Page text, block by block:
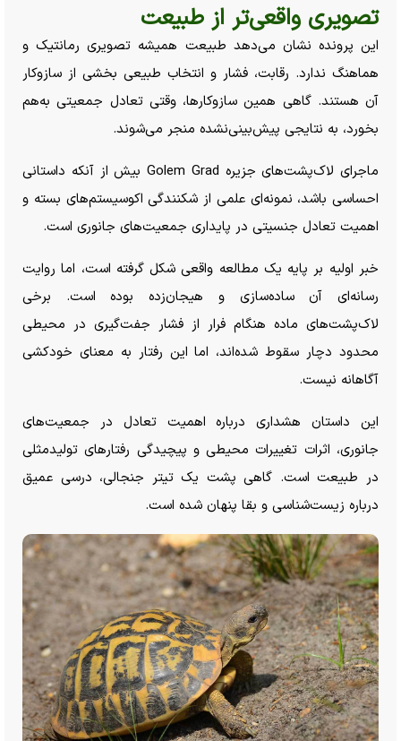
تصویری واقعی‌تر از طبیعت
این پرونده نشان می‌دهد طبیعت همیشه تصویری رمانتیک و
هماهنگ ندارد. رقابت، فشار و انتخاب طبیعی بخشی از سازوکار
آن هستند. گاهی همین سازوکارها، وقتی تعادل جمعیتی به‌هم
بخورد، به نتایجی پیش‌بینی‌نشده منجر می‌شوند.
ماجرای لاک‌پشت‌های جزیره Golem Grad بیش از آنکه داستانی
احساسی باشد، نمونه‌ای علمی از شکنندگی اکوسیستم‌های بسته و
اهمیت تعادل جنسیتی در پایداری جمعیت‌های جانوری است.
خبر اولیه بر پایه یک مطالعه واقعی شکل گرفته است، اما روایت
رسانه‌ای آن ساده‌سازی و هیجان‌زده بوده است. برخی
لاک‌پشت‌های ماده هنگام فرار از فشار جفت‌گیری در محیطی
محدود دچار سقوط شده‌اند، اما این رفتار به معنای خودکشی
آگاهانه نیست.
این داستان هشداری درباره اهمیت تعادل در جمعیت‌های
جانوری، اثرات تغییرات محیطی و پیچیدگی رفتار‌های تولیدمثلی
در طبیعت است. گاهی پشت یک تیتر جنجالی، درسی عمیق
درباره زیست‌شناسی و بقا پنهان شده است.